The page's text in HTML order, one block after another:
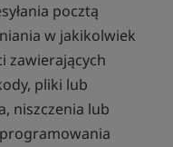
pocztą
w jakikolwiek
zawierających
pliki lub
niszczenia lub